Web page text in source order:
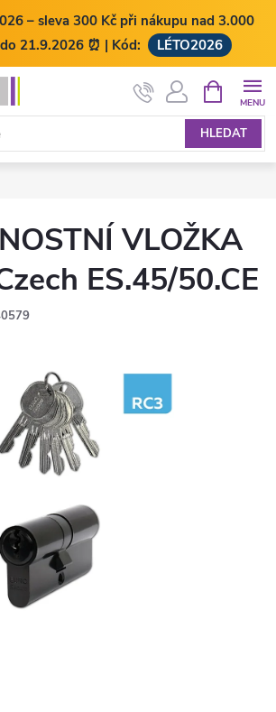
– sleva 300 Kč při nákupu nad 3.000
21.9.2026 ⏰ | Kód:
LÉTO2026
HLEDAT
NÁKUPNÍ
KOŠÍK
VLOŽKA
ES.45/50.CE